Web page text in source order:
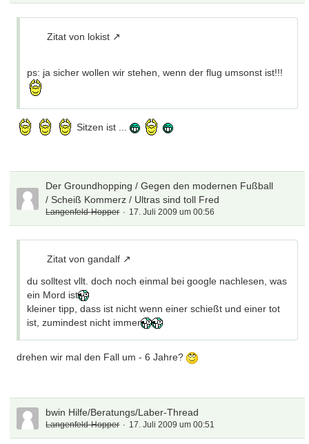
Zitat von lokist
ps: ja sicher wollen wir stehen, wenn der flug umsonst ist!!!
Sitzen ist ...
Der Groundhopping / Gegen den modernen Fußball
/ Scheiß Kommerz / Ultras sind toll Fred
Langenfeld-Hopper 17. Juli 2009 um 00:56
Zitat von gandalf
du solltest vllt. doch noch einmal bei google nachlesen, was
ein Mord ist
kleiner tipp, dass ist nicht wenn einer schießt und einer tot
ist, zumindest nicht immer
drehen wir mal den Fall um - 6 Jahre?
bwin Hilfe/Beratungs/Laber-Thread
Langenfeld-Hopper 17. Juli 2009 um 00:51